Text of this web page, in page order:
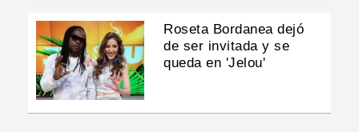
Roseta Bordanea dejó
de ser invitada y se
queda en 'Jelou'